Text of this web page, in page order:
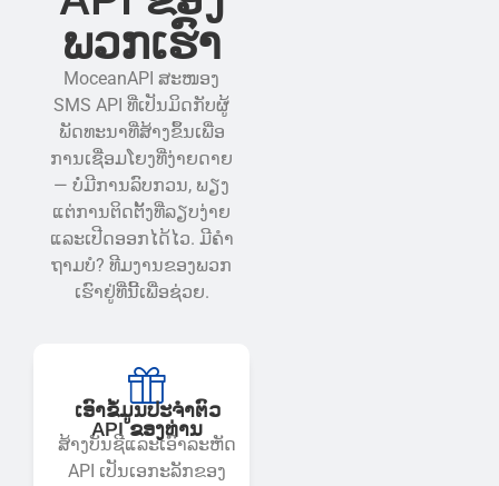
ພວກ​ເຮົາ​
MoceanAPI ສະໜອງ
SMS API ທີ່ເປັນມິດກັບຜູ້
ພັດທະນາທີ່ສ້າງຂຶ້ນເພື່ອ
ການເຊື່ອມໂຍງທີ່ງ່າຍດາຍ
— ບໍ່ມີການລົບກວນ, ພຽງ
ແຕ່ການຕິດຕັ້ງທີ່ລຽບງ່າຍ
ແລະເປີດອອກໄດ້ໄວ. ມີຄຳ
ຖາມບໍ? ທີມງານຂອງພວກ
ເຮົາຢູ່ທີ່ນີ້ເພື່ອຊ່ວຍ.
ເອົາຂໍ້ມູນປະຈໍາຕົວ
API ຂອງທ່ານ
ສ້າງບັນຊີແລະເອົາລະຫັດ
API ເປັນເອກະລັກຂອງ